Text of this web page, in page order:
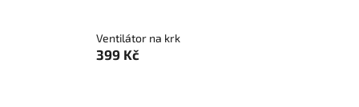
Ventilátor na krk
399 Kč